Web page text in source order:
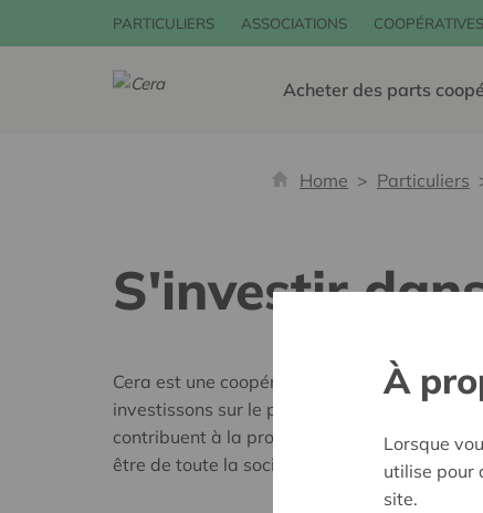
PARTICULIERS ASSOCIATIONS COOPÉRATIVES
Acheter des parts
Home Particuliers
S'investir
Cera est une coopérative de quelque
investissons sur le plan financier et sociétal.
contribuent à la prospérité de toutes les
être de toute la société.
À
Lorsque
utilise pour
site.